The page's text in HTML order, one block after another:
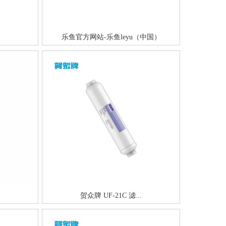
乐鱼官方网站-乐鱼leyu（中国）
贺众牌 UF-21C 滤...